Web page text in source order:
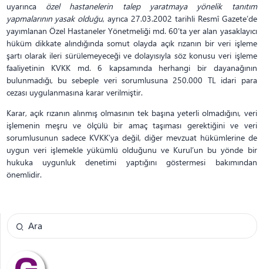
uyarınca özel hastanelerin talep yaratmaya yönelik tanıtım
yapmalarının yasak olduğu, ayrıca 27.03.2002 tarihli Resmî Gazete’de
yayımlanan Özel Hastaneler Yönetmeliği md. 60’ta yer alan yasaklayıcı
hüküm dikkate alındığında somut olayda açık rızanın bir veri işleme
şartı olarak ileri sürülemeyeceği ve dolayısıyla söz konusu veri işleme
faaliyetinin KVKK md. 6 kapsamında herhangi bir dayanağının
bulunmadığı, bu sebeple veri sorumlusuna 250.000 TL idari para
cezası uygulanmasına karar verilmiştir.
Karar, açık rızanın alınmış olmasının tek başına yeterli olmadığını, veri
işlemenin meşru ve ölçülü bir amaç taşıması gerektiğini ve veri
sorumlusunun sadece KVKK’ya değil, diğer mevzuat hükümlerine de
uygun veri işlemekle yükümlü olduğunu ve Kurul’un bu yönde bir
hukuka uygunluk denetimi yaptığını göstermesi bakımından
önemlidir.